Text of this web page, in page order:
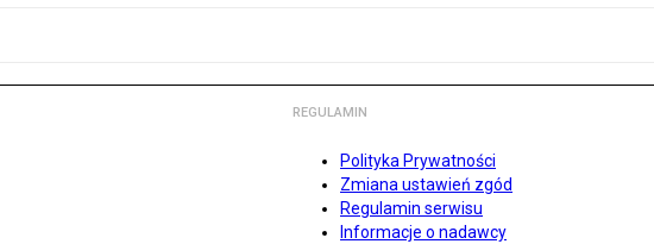
REGULAMIN
Polityka Prywatności
Zmiana ustawień zgód
Regulamin serwisu
Informacje o nadawcy